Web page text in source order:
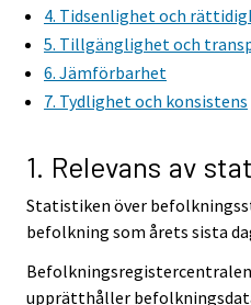
4. Tidsenlighet och
5. Tillgänglighet och
6. Jämförbarhet
7. Tydlighet och konsistens
1. Relevans av
Statistiken över
befolkning som årets sista
upprätthåller